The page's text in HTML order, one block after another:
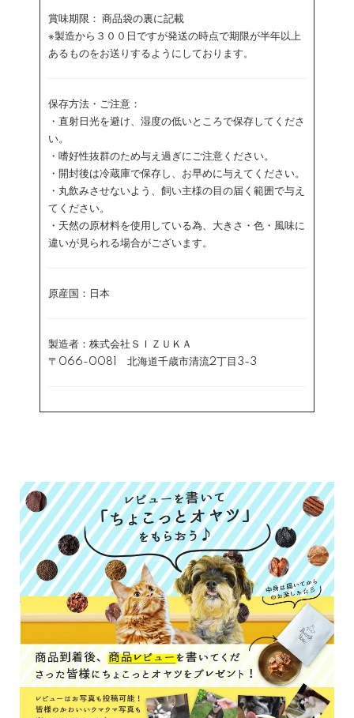
賞味期限： 商品袋の裏に記載
※製造から３００日ですが発送の時点で期限が半年以上
あるものをお送りするようにしております。
保存方法・ご注意：
・直射日光を避け、湿度の低いところで保存してくださ
い。
・嗜好性抜群のため与え過ぎにご注意ください。
・開封後は冷蔵庫で保存し、お早めに与えてください。
・丸飲みさせないよう、飼い主様の目の届く範囲で与え
てください。
・天然の原材料を使用している為、大きさ・色・風味に
違いが見られる場合がございます。
原産国：日本
製造者：株式会社ＳＩＺＵＫＡ
〒066-0081 北海道千歳市清流2丁目3-3